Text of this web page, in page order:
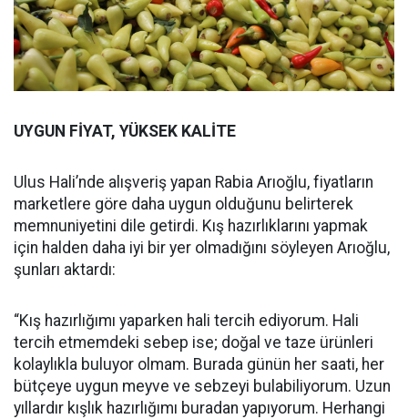
UYGUN FİYAT, YÜKSEK KALİTE
Ulus Hali’nde alışveriş yapan Rabia Arıoğlu, fiyatların
marketlere göre daha uygun olduğunu belirterek
memnuniyetini dile getirdi. Kış hazırlıklarını yapmak
için halden daha iyi bir yer olmadığını söyleyen Arıoğlu,
şunları aktardı:
“Kış hazırlığımı yaparken hali tercih ediyorum. Hali
tercih etmemdeki sebep ise; doğal ve taze ürünleri
kolaylıkla buluyor olmam. Burada günün her saati, her
bütçeye uygun meyve ve sebzeyi bulabiliyorum. Uzun
yıllardır kışlık hazırlığımı buradan yapıyorum. Herhangi